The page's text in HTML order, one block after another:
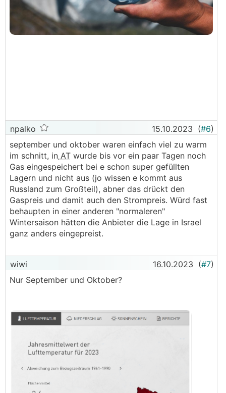
npalko 15.10.2023 (#6)
september und oktober waren einfach viel zu warm
im schnitt, in AT wurde bis vor ein paar Tagen noch
Gas eingespeichert bei e schon super gefüllten
Lagern und nicht aus (jo wissen e kommt aus
Russland zum Großteil), abner das drückt den
Gaspreis und damit auch den Strompreis. Würd fast
behaupten in einer anderen "normaleren"
Wintersaison hätten die Anbieter die Lage in Israel
ganz anders eingepreist.
wiwi 16.10.2023 (#7)
Nur September und Oktober?